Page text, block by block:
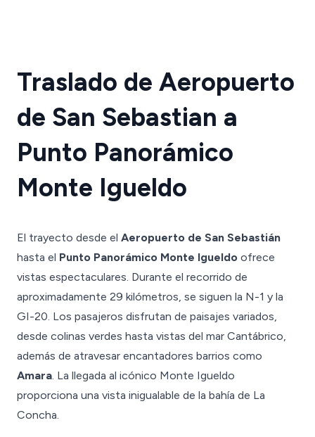
Traslado de Aeropuerto
de San Sebastian a
Punto Panorámico
Monte Igueldo
El trayecto desde el Aeropuerto de San Sebastián
hasta el Punto Panorámico Monte Igueldo ofrece
vistas espectaculares. Durante el recorrido de
aproximadamente 29 kilómetros, se siguen la N-1 y la
GI-20. Los pasajeros disfrutan de paisajes variados,
desde colinas verdes hasta vistas del mar Cantábrico,
además de atravesar encantadores barrios como
Amara. La llegada al icónico Monte Igueldo
proporciona una vista inigualable de la bahía de La
Concha.